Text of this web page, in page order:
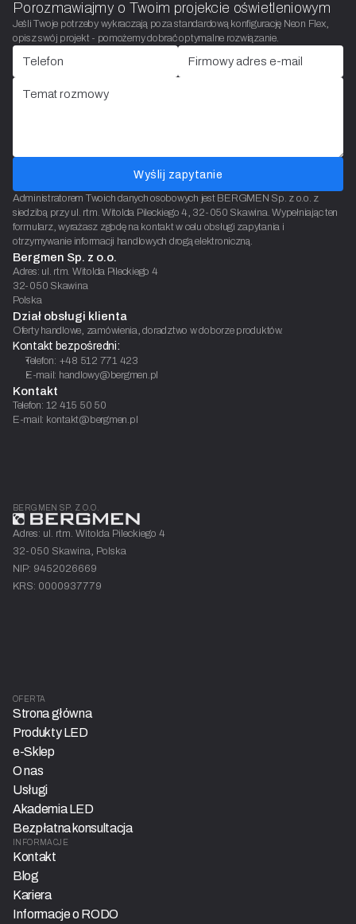
Porozmawiajmy o Twoim projekcie oświetleniowym
Jeśli Twoje potrzeby wykraczają poza standardową konfigurację Neon Flex,
opisz swój projekt - pomożemy dobrać optymalne rozwiązanie.
Wyślij zapytanie
Administratorem Twoich danych osobowych jest BERGMEN Sp. z o.o. z
siedzibą przy ul. rtm. Witolda Pileckiego 4, 32-050 Skawina. Wypełniając ten
formularz, wyrażasz zgodę na kontakt w celu obsługi zapytania i
otrzymywanie informacji handlowych drogą elektroniczną.
Bergmen Sp. z o.o.
Adres: ul. rtm. Witolda Pileckiego 4
32-050 Skawina
Polska
Dział obsługi klienta
Oferty handlowe, zamówienia, doradztwo w doborze produktów.
Kontakt bezpośredni:
Telefon: +48 512 771 423
E-mail: handlowy@bergmen.pl
Kontakt
Telefon: 12 415 50 50
E-mail: kontakt@bergmen.pl
BERGMEN SP. Z O.O.
Adres: ul. rtm. Witolda Pileckiego 4
32-050 Skawina, Polska
NIP: 9452026669
KRS: 0000937779
OFERTA
Strona główna
Produkty LED
e-Sklep
O nas
Usługi
Akademia LED
Bezpłatna konsultacja
INFORMACJE
Kontakt
Blog
Kariera
Informacje o RODO